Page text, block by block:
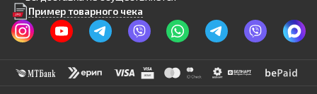
Пример товарного чека